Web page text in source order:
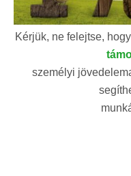
Kérjük, ne felejtse,
személyi